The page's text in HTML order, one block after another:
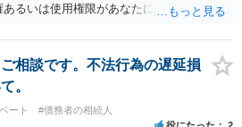
るいは使用権限があなたにあり、チケッ
には「相手方と一緒に行く」という合意
ることができません。こちらを重視すれ
より「一緒に行く」という結果の実現に
当然にチケットを引き渡すべきといえる
すべきとするのが当事者の合理的意思に
相談です。不法行為の遅延損
。
ート #債務者の相続人
役にたった 2